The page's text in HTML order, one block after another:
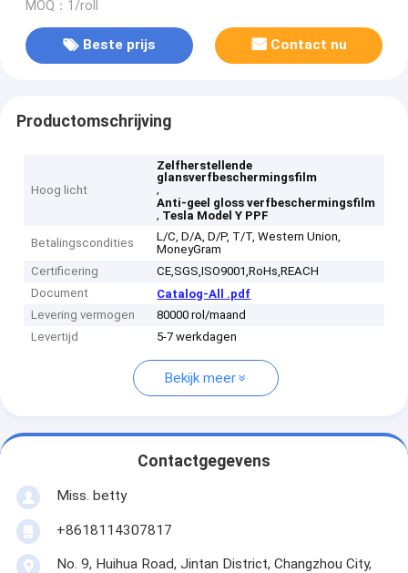
MOQ：1/roll
Beste prijs Contact nu
Productomschrijving
Hoog licht
Zelfherstellende
glansverfbeschermingsfilm
,
Anti-geel gloss verfbeschermingsfilm
, Tesla Model Y PPF
Betalingscondities
L/C, D/A, D/P, T/T, Western Union,
MoneyGram
Certificering
CE,SGS,ISO9001,RoHs,REACH
Document
Catalog-All .pdf
Levering vermogen
80000 rol/maand
Levertijd
5-7 werkdagen
Bekijk meer
Contactgegevens
Miss. betty
+8618114307817
No. 9, Huihua Road, Jintan District, Changzhou City,